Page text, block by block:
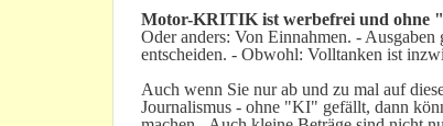
Motor-KRITIK ist werbefrei und ohne
Oder anders: Von Einnahmen. -
entscheiden. - Obwohl: Volltanken ist
Auch wenn Sie nur ab und zu mal auf
Journalismus - ohne "KI" gefällt, dann